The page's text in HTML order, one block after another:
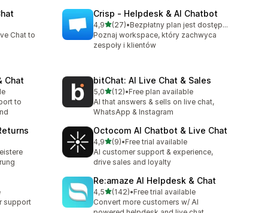
Chat to
Crisp ‑ Helpdesk & AI Chatbot
4,9na 5 gwiazdek
(27)
Łączna liczba recenzji: 27
•
Bezpłatny plan jest dostępny
Poznaj workspace, który zachwyca
zespoły i klientów
Chat
to
bitChat: AI Live Chat & Sales
5,0na 5 gwiazdek
(12)
Łączna liczba recenzji: 12
•Free plan available
AI that answers & sells on live chat,
WhatsApp & Instagram
Octocom AI Chatbot & Live Chat
4,9na 5 gwiazdek
(9)
Łączna liczba recenzji: 9
•Free trial available
AI customer support & experience,
drive sales and loyalty
support
Re:amaze AI Helpdesk & Chat
4,5na 5 gwiazdek
(142)
Łączna liczba recenzji: 142
•Free trial available
Convert more customers w/ AI